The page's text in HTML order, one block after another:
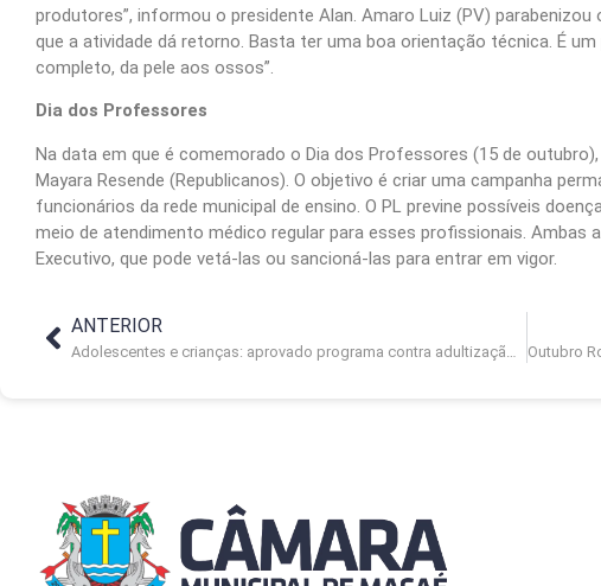
produtores”, informou o presidente Alan. Amaro Luiz (PV)
que a atividade dá retorno. Basta ter uma boa orientação técnica. É
completo, da pele aos ossos”.
Dia dos Professores
Na data em que é comemorado o Dia dos Professores (15 de
Mayara Resende (Republicanos). O objetivo é criar uma campanha
funcionários da rede municipal de ensino. O PL previne possíveis
meio de atendimento médico regular para esses profissionais. Ambas
Executivo, que pode vetá-las ou sancioná-las para entrar em vigor.
ANTERIOR
Adolescentes e crianças: aprovado programa contra adultização precoce